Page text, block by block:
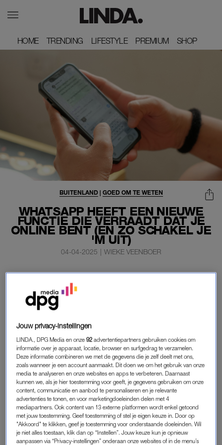
HOME
HOME TRENDING
TRENDING LIFESTYLE
LIFESTYLE PREMIUM
PREMIUM SHOP
SHOP
WHATSAPP HEEFT EEN NIEUWE
FUNCTIE DIE VERRAADT DAT JE
ONLINE BENT (EN ZO SCHAKEL JE
'M UIT)
BUITENLAND| GOED OM TE WETEN
04-04-2025 | WIEKE VEENBOER
Misschien heb je het niet door gehad, want het is geen
grote verandering, maar WhatsApp heeft een update
gekregen. En die kan verraden dat jij online bent, ook al
heb je je ‘Laatst gezien’ uitgeschakeld.
Dit is wat deze nieuw functie inhoudt, en ook hoe je ‘m
uitschakelt.
NIEUWE FUNCTIE WHATSAPP
De nieuwe functie laat in groepsgesprekken zien hoeveel
mensen er online zijn. Kijk maar eens bij een groepsapp
tussenje chats; grote kans dat je ziet hoeveel van die groep
online zijn nadat je de chat hebt geopend. Toegegeven; je
naam staat er niet bij, maar afhankelijk van welke groep het is,
Jouw privacy-instellingen
LINDA., DPG Media en onze92 advertentiepartners gebruiken cookies om
informatie over je apparaat, locatie, browser en surfgedrag te verzamelen.
Deze informatie combineren we met de gegevens die je zelf deelt met ons,
zoals wanneer je een account aanmaakt. Dit doen we om het gebruik van onze
media te analyseren en onze websites en apps te verbeteren. Daarnaast
kunnen we, als je hier toestemming voor geeft, je gegevens gebruiken om onze
content, communicatie en aanbod te personaliseren en je relevante
advertenties te tonen, en voor marketingdoeleinden delen met 4
mediapartners. Ook content van 13 externe platformen wordt enkel getoond
met jouw toestemming. Geef toestemming of stel je eigen keuze in. Door op
"Akkoord" te klikken, geef je toestemming voor onderstaande doeleinden. Wil
je niet alles toestaan, klik dan op “Instellen”. Jouw keuze kun je opnieuw
aanpassen via “Privacy-instellingen” onderaan onze websites of in de menu’s